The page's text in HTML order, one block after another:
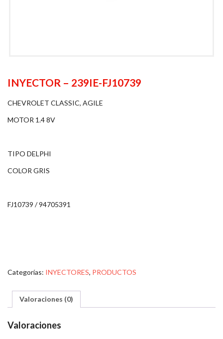
INYECTOR – 239IE-FJ10739
CHEVROLET CLASSIC, AGILE
MOTOR 1.4 8V
TIPO DELPHI
COLOR GRIS
FJ10739 / 94705391
Categorías: INYECTORES, PRODUCTOS
Valoraciones (0)
Valoraciones